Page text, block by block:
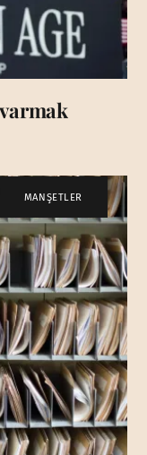
MANŞETLER